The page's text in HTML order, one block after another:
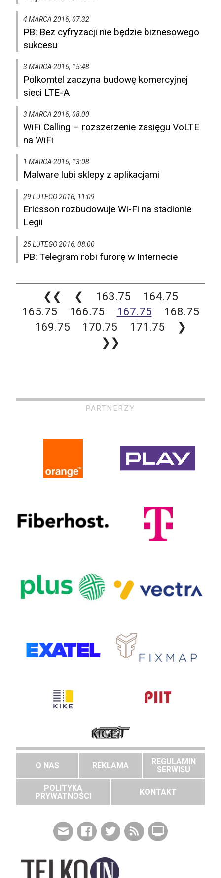
4 MARCA 2016, 07:32
PB: Bez cyfryzacji nie będzie biznesowego
sukcesu
3 MARCA 2016, 15:48
Polkomtel zaczyna budowę komercyjnej
sieci LTE-A
3 MARCA 2016, 08:00
WiFi Calling – rozszerzenie zasięgu VoLTE
na WiFi
1 MARCA 2016, 13:08
Malware lubi sklepy z aplikacjami
29 LUTEGO 2016, 11:09
Ericsson rozbudowuje Wi-Fi na stadionie
Legii
25 LUTEGO 2016, 08:00
PB: Telegram robi furorę w Internecie
❮❮ ❮ 163.75
164.75
165.75
166.75 167.75
168.75
169.75
170.75 171.75
❯
❯❯
PARTNERZY
O NAS REKLAMA
REGULAMIN
SERWISU
POLITYKA
PRYWATNOŚCI
KONTAKT